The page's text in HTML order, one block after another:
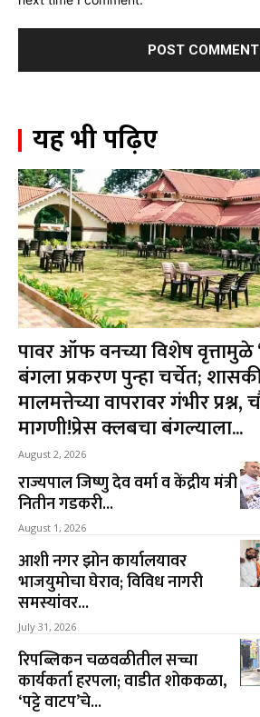
यह भी पढ़िए
पावर ऑफ वनच्या विशेष वृत्तामुळे
बंगला प्रकरण पुन्हा चर्चेत;
मालमत्तेच्या वापरावर गंभीर
मागणी!प्रेस क्लबचा बंगल्याला...
August 2, 2026
राज्यपाल जिष्णु देव वर्मा व केंद्रीय मंत्री
नितीन गडकरी...
August 1, 2026
आशी नगर झोन कार्यालयावर
भाजयुमोचा घेराव; विविध नागरी
समस्यांवर...
July 31, 2026
रिपब्लिकन चळवळीतील सच्चा
कार्यकर्ता हरपला; वाडीत शोककळा,
‘पट्टे वाटप’चे...